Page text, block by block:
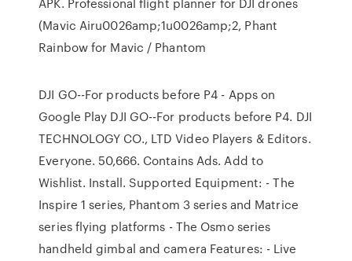
(Mavic Airu0026amp;1u0026amp;2, Phant
Rainbow for Mavic / Phantom
DJI GO--For products before P4 - Apps on
Google Play DJI GO--For products before P4. DJI
TECHNOLOGY CO., LTD Video Players & Editors.
Everyone. 50,666. Contains Ads. Add to
Wishlist. Install. Supported Equipment: - The
Inspire 1 series, Phantom 3 series and Matrice
series flying platforms - The Osmo series
handheld gimbal and camera Features: - Live